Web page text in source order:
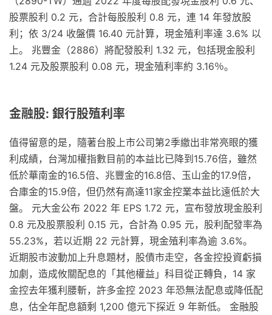
股票股利 0.2 元，合計每股股利 0.8 元，連 14 年發放股
利；依 3/24 收盤價 16.40 元計算，現金殖利率達 3.6% 以
上。 兆豐金（2886）將配發股利 1.32 元，包括現金股利
1.24 元及股票股利 0.08 元，現金殖利率約 3.16％。
金融股: 銀行股殖利率
值得留意的是，隨著台股上市公司第2季繳出非常亮眼的獲
利成績，台灣加權指數目前的本益比已降到15.76倍，雖然
低於華南金的16.5倍、兆豐金的16.8倍、玉山金的17.9倍，
合庫金的15.9倍，但仍然有高達11家金控業本益比遠低於大
盤。 元大金公布 2022 年 EPS 1.72 元，宣布發放現金股利
0.8 元及股票股利 0.15 元，合計為 0.95 元，股利配發率為
55.23%，若以近期 22 元計算，現金殖利率為逾 3.6%。
近期股市波動加上升息題材，股債市走空，各金控投資虧損
加劇，造成攸關配息的「其他權益」科目從正轉負，14 家
金控去年獲利腰斬，許多金控 2023 年恐無法配息或降低配
息，估全年配息額剩 1,200 億元下探近 9 年新低。 金融股